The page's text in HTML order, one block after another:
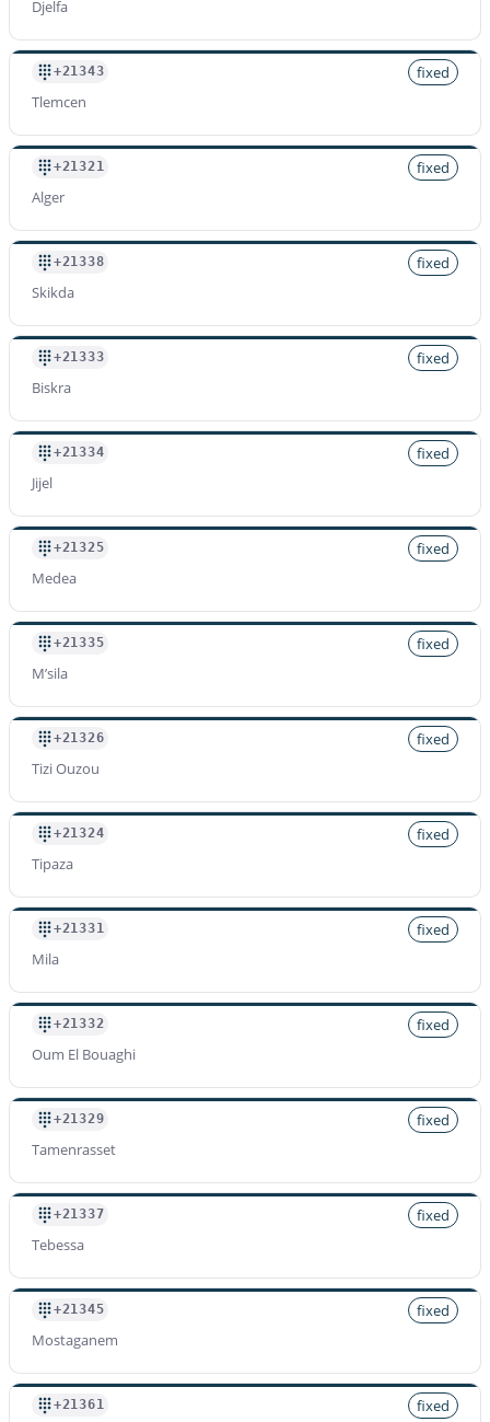
Prefijo
Tarifa por minuto
$1.200
Djelfa
+21343
fixed
Tlemcen
+21321
fixed
Alger
+21338
fixed
Skikda
+21333
fixed
Biskra
+21334
fixed
Jijel
+21325
fixed
Medea
+21335
fixed
M’sila
+21326
fixed
Tizi Ouzou
+21324
fixed
Tipaza
+21331
fixed
Mila
+21332
fixed
Oum El Bouaghi
+21329
fixed
Tamenrasset
+21337
fixed
Tebessa
+21345
fixed
Mostaganem
+21361
fixed